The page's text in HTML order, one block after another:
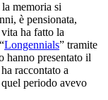
memoria si
è pensionata,
ha fatto la
Longennials” tramite
hanno presentato il
raccontato a
periodo avevo